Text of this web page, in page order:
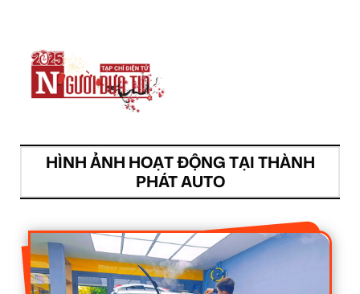
HÌNH ẢNH HOẠT ĐỘNG TẠI THÀNH
PHÁT AUTO